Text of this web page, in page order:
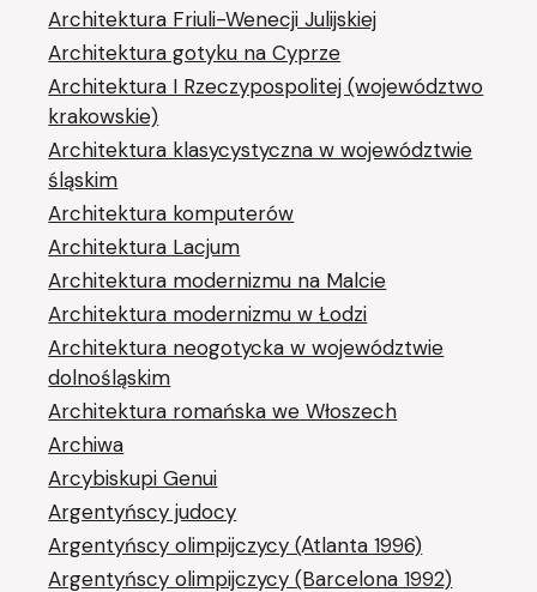
Architektura Friuli-Wenecji Julijskiej
Architektura gotyku na Cyprze
Architektura I Rzeczypospolitej (województwo
krakowskie)
Architektura klasycystyczna w województwie
śląskim
Architektura komputerów
Architektura Lacjum
Architektura modernizmu na Malcie
Architektura modernizmu w Łodzi
Architektura neogotycka w województwie
dolnośląskim
Architektura romańska we Włoszech
Archiwa
Arcybiskupi Genui
Argentyńscy judocy
Argentyńscy olimpijczycy (Atlanta 1996)
Argentyńscy olimpijczycy (Barcelona 1992)